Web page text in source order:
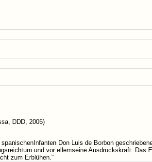
DDD, 2005)
Don Luis de Borbon
und vor ellemseine Ausdruckskraft. Das
zum Erblühen."